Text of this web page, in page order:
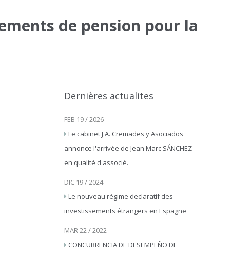
de pension pour la
Dernières actualites
FEB 19 / 2026
Le cabinet J.A. Cremades y Asociados
annonce l'arrivée de Jean Marc SÁNCHEZ
en qualité d'associé.
DIC 19 / 2024
Le nouveau régime declaratif des
investissements étrangers en Espagne
MAR 22 / 2022
CONCURRENCIA DE DESEMPEÑO DE